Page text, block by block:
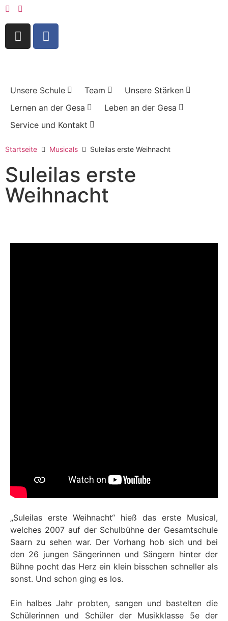
Unsere Schule Team
Unsere Stärken
Lernen an der Gesa
Leben an der Gesa
Service und Kontakt
Startseite Musicals Suleilas erste Weihnacht
Suleilas erste
Weihnacht
„Suleilas erste Weihnacht“ hieß das erste Musical,
welches 2007 auf der Schulbühne der Gesamtschule
Saarn zu sehen war. Der Vorhang hob sich und bei
den 26 jungen Sängerinnen und Sängern hinter der
Bühne pocht das Herz ein klein bisschen schneller als
sonst. Und schon ging es los.
Ein halbes Jahr probten, sangen und bastelten die
Schülerinnen und Schüler der Musikklasse 5e der